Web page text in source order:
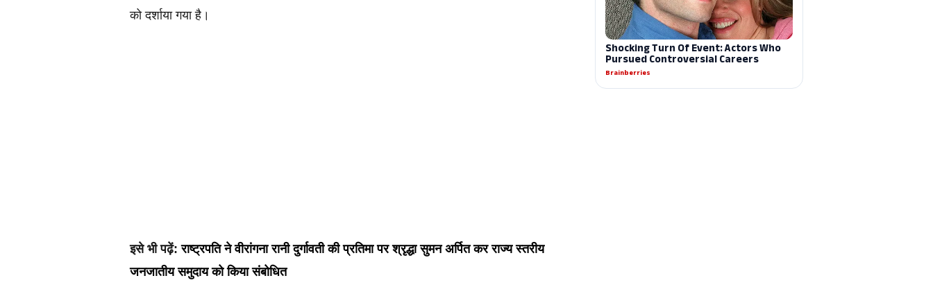
को दर्शाया गया है।
इसे भी पढ़ें: राष्ट्रपति ने वीरांगना रानी दुर्गावती की प्रतिमा पर श्रृद्धा सुमन अर्पित कर राज्य स्तरीय
जनजातीय समुदाय को किया संबोधित